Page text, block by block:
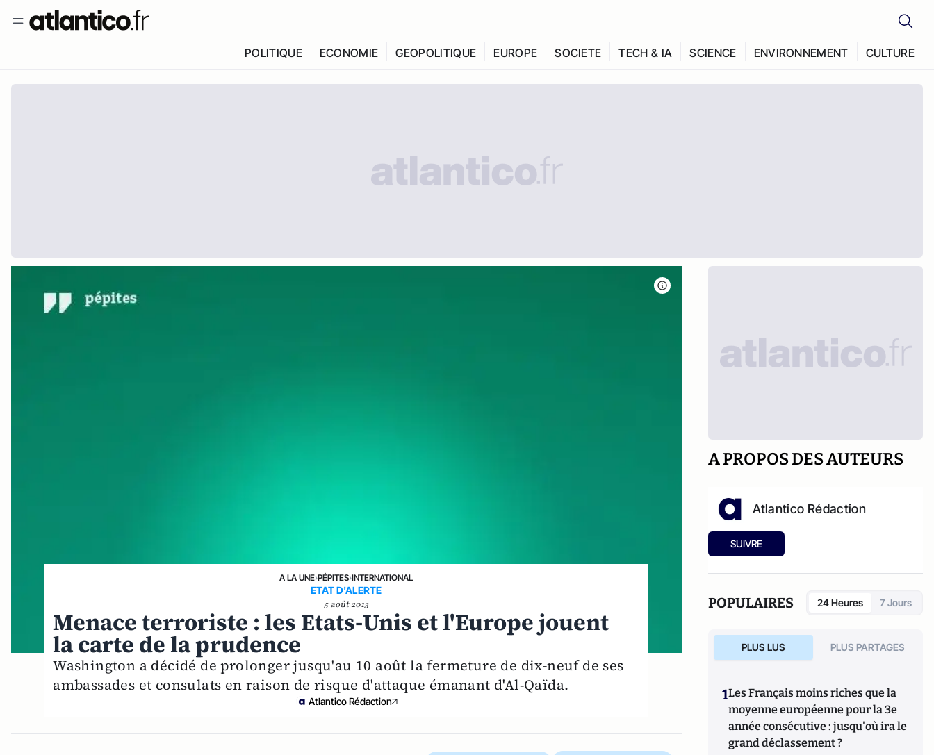
POLITIQUE ECONOMIE GEOPOLITIQUE EUROPE SOCIETE TECH & IA SCIENCE ENVIRONNEMENT CULTURE
A LA UNE›PÉPITES›INTERNATIONAL
ETAT D'ALERTE
5 août 2013
Menace terroriste : les Etats-Unis et l'Europe jouent
la carte de la prudence
Washington a décidé de prolonger jusqu'au 10 août la fermeture de dix-neuf de ses
ambassades et consulats en raison de risque d'attaque émanant d'Al-Qaïda.
Atlantico Rédaction
A PROPOS DES AUTEURS
Atlantico Rédaction
SUIVRE
POPULAIRES 24 Heures 7 Jours
PLUS LUS PLUS PARTAGES
1Les Français moins riches que la
moyenne européenne pour la 3e
année consécutive : jusqu'où ira le
grand déclassement ?